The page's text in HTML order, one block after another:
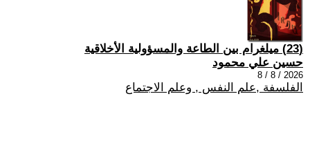
(23) ميلغرام بين الطاعة والمسؤولية الأخلاقية
حسين علي محمود
2026 / 8 / 8
الفلسفة ,علم النفس , وعلم الاجتماع